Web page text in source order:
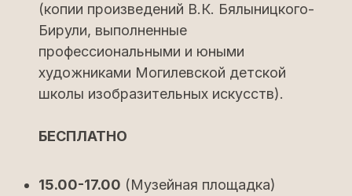
(копии произведений В.К. Бялыницкого-
Бирули, выполненные
профессиональными и юными
художниками Могилевской детской
школы изобразительных искусств).
БЕСПЛАТНО
15.00-17.00 (Музейная площадка)